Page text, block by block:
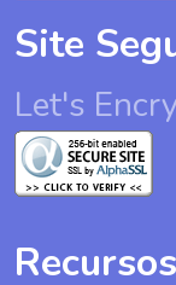
Site
Let's
Recursos